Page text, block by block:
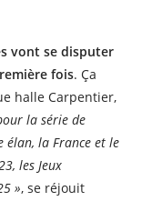
vont se disputer
fois. Ça
halle Carpentier,
la série de
élan, la France et le
les Jeux
», se réjouit